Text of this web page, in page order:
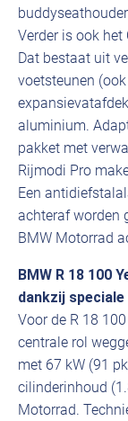
Verder is ook
Dat bestaat uit
voetsteunen
aluminium.
pakket met
Rijmodi Pro
Een
achteraf worden
BMW Motorrad
BMW R 18 100
dankzij
Voor de R 18
centrale rol
met 67 kW (91
cilinderinhoud
Motorrad.